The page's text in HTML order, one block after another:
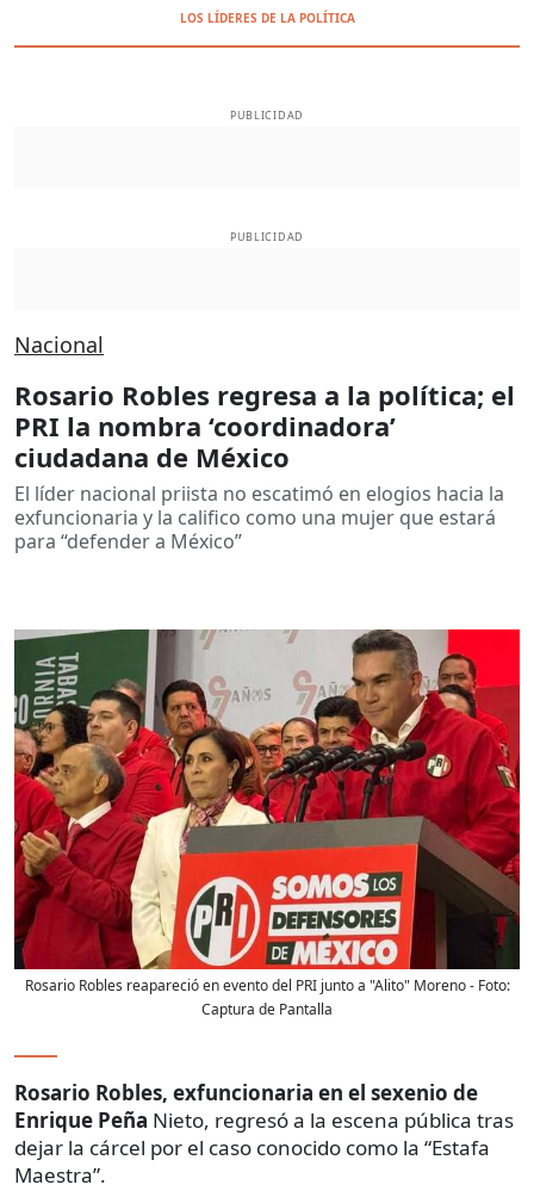
LOS LÍDERES DE LA POLÍTICA
PUBLICIDAD
PUBLICIDAD
Nacional
Rosario Robles regresa a la política; el
PRI la nombra ‘coordinadora’
ciudadana de México
El líder nacional priista no escatimó en elogios hacia la
exfuncionaria y la califico como una mujer que estará
para “defender a México”
Rosario Robles reapareció en evento del PRI junto a "Alito" Moreno- Foto:
Captura de Pantalla
Rosario Robles, exfuncionaria en el sexenio de
Enrique Peña Nieto, regresó a la escena pública tras
dejar la cárcel por el caso conocido como la “Estafa
Maestra”.